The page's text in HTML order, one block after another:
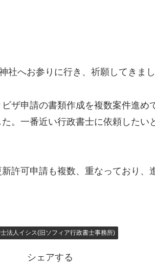
社へお参りに行き、祈願してきまし
ザ申請の書類作成を複数案件進め
。一番近い行政書士に依頼したい
許可申請も複数、重なっており、
法人イシス(旧ソフィア行政書士事務所)
シェアする